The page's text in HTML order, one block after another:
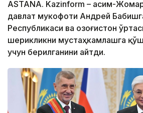
ASTANA. Kazinform – Қасим-
давлат мукофоти Андрей
Республикаси ва Қозоғистон
шерикликни мустаҳкамлашга
учун берилганини айтди.